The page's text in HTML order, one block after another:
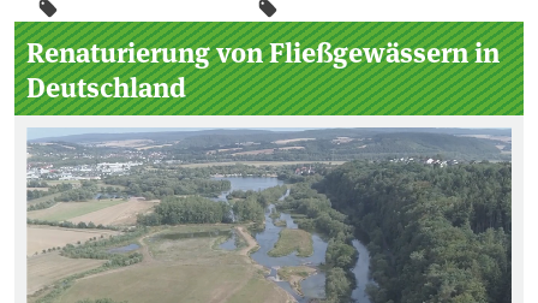
Seitenleiste
Renaturierung von Fließgewässern in
Deutschland